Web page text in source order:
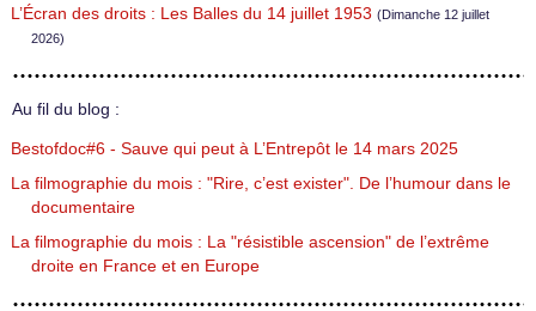
L’Écran des droits : Les Balles du 14 juillet 1953 (Dimanche 12 juillet
2026)
Au fil du blog :
Bestofdoc#6 - Sauve qui peut à L’Entrepôt le 14 mars 2025
La filmographie du mois : "Rire, c’est exister". De l’humour dans le
documentaire
La filmographie du mois : La "résistible ascension" de l’extrême
droite en France et en Europe